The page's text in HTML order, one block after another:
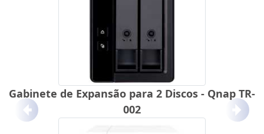
Gabinete de Expansão para 2 Discos - Qnap TR-
002
Anterior